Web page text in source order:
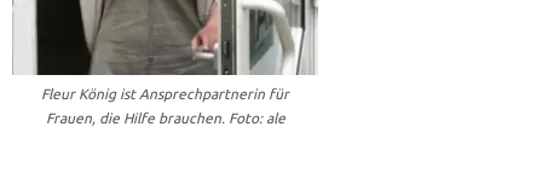
Fleur König ist Ansprechpartnerin für
Frauen, die Hilfe brauchen. Foto: ale